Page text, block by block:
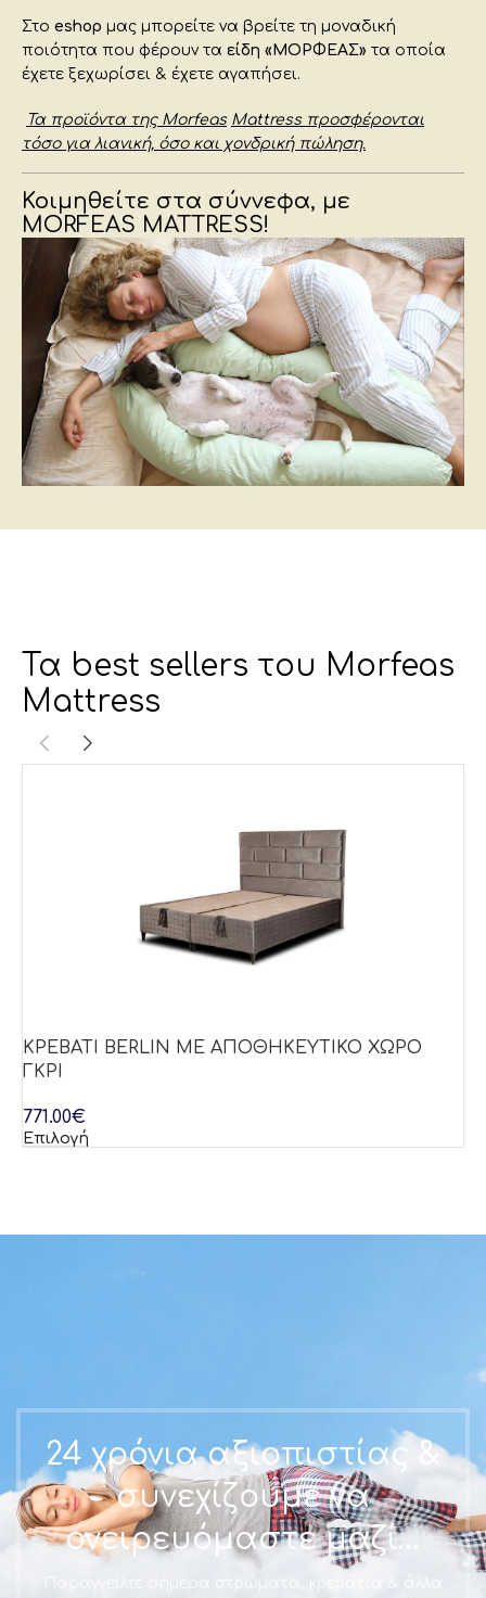
Στο eshop μας μπορείτε να βρείτε τη μοναδική
ποιότητα που φέρουν τα είδη «ΜΟΡΦΕΑΣ» τα οποία
έχετε ξεχωρίσει & έχετε αγαπήσει.
Τα προϊόντα της Morfeas Mattressπροσφέρονται
τόσο για λιανική, όσο και χονδρική πώληση.
Κοιμηθείτε στα σύννεφα, με
MORFEAS MATTRESS!
Τα best sellers του Morfeas
Mattress
ΚΡΕΒΑΤΙ BERLIN ΜΕ ΑΠΟΘΗΚΕΥΤΙΚΟ ΧΩΡΟ
ΓΚΡΙ
771.00€
Επιλογή
24 χρόνια αξιοπιστίας &
συνεχίζουμε να
ονειρευόμαστε μαζί…